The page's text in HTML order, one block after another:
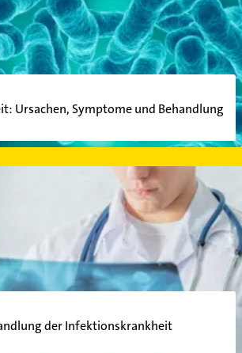
Ursachen, Symptome und Behandlung
der Infektionskrankheit
der Infektionskrankheit